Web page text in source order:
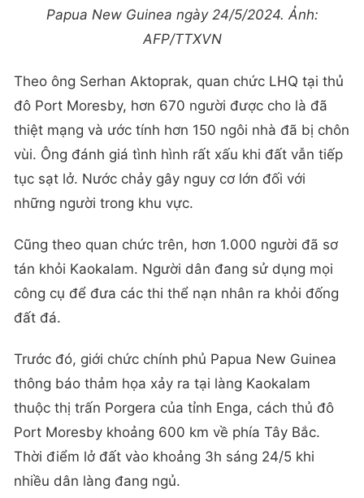
Papua New Guinea ngày 24/5/2024. Ảnh:
AFP/TTXVN
Theo ông Serhan Aktoprak, quan chức LHQ tại thủ
đô Port Moresby, hơn 670 người được cho là đã
thiệt mạng và ước tính hơn 150 ngôi nhà đã bị chôn
vùi. Ông đánh giá tình hình rất xấu khi đất vẫn tiếp
tục sạt lở. Nước chảy gây nguy cơ lớn đối với
những người trong khu vực.
Cũng theo quan chức trên, hơn 1.000 người đã sơ
tán khỏi Kaokalam. Người dân đang sử dụng mọi
công cụ để đưa các thi thể nạn nhân ra khỏi đống
đất đá.
Trước đó, giới chức chính phủ Papua New Guinea
thông báo thảm họa xảy ra tại làng Kaokalam
thuộc thị trấn Porgera của tỉnh Enga, cách thủ đô
Port Moresby khoảng 600 km về phía Tây Bắc.
Thời điểm lở đất vào khoảng 3h sáng 24/5 khi
nhiều dân làng đang ngủ.